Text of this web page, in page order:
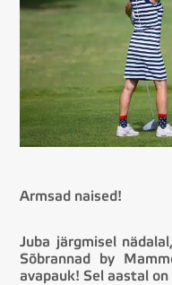
Armsad naised!
Juba järgmisel
Sõbrannad by
avapauk! Sel aastal